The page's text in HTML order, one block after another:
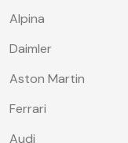
Alpina
Daimler
Aston Martin
Ferrari
Audi